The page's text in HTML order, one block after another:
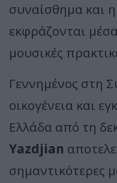
συναίσθημα και
εκφράζονται
μουσικές
Γεννημένος στη
οικογένεια και
Ελλάδα από τη
Yazdjian
σημαντικότερες